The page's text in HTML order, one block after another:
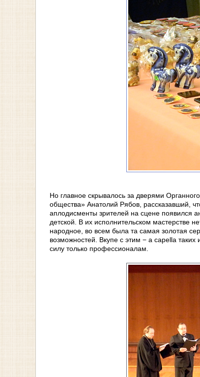
Но главное скрывалось за дверями
общества» Анатолий Рябов, рассказавший,
аплодисменты зрителей на сцене появился
детской. В их исполнительском мастерстве
народное, во всем была та самая золотая
возможностей. Вкупе с этим − a capella
силу только профессионалам.